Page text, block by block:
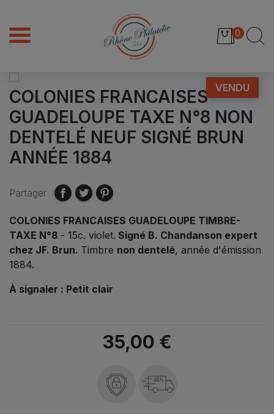
0
VENDU
COLONIES FRANCAISES
GUADELOUPE TAXE N°8 NON
DENTELÉ NEUF SIGNÉ BRUN
ANNÉE 1884
Partager
COLONIES FRANCAISES GUADELOUPE TIMBRE-
TAXE N°8 - 15c. violet. Signé B. Chandanson expert
chez JF. Brun. Timbre non dentelé, année d'émission
1884.
À signaler : Petit clair
35,00 €
48h